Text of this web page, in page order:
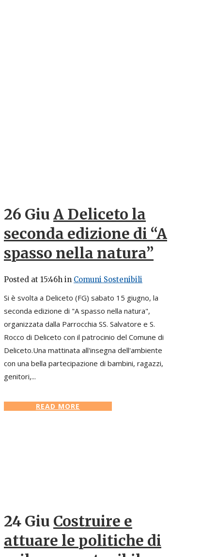
26 Giu A Deliceto la
seconda edizione di “A
spasso nella natura”
Posted at 15:46h in Comuni Sostenibili
Si è svolta a Deliceto (FG) sabato 15 giugno, la
seconda edizione di "A spasso nella natura",
organizzata dalla Parrocchia SS. Salvatore e S.
Rocco di Deliceto con il patrocinio del Comune di
Deliceto.Una mattinata all'insegna dell'ambiente
con una bella partecipazione di bambini, ragazzi,
genitori,...
READ MORE
24 Giu Costruire e
attuare le politiche di